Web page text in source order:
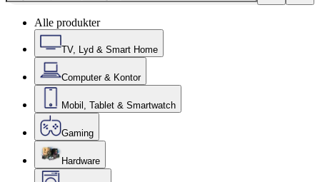
Alle produkter
TV, Lyd & Smart Home
Computer & Kontor
Mobil, Tablet & Smartwatch
Gaming
Hardware